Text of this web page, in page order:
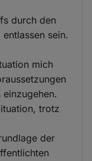
durch den
sein.
mich
trotz
der